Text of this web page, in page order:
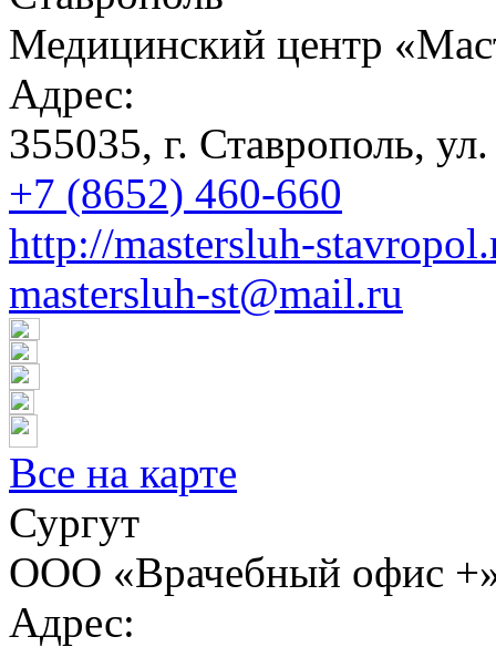
Медицинский центр
Адрес:
355035, г. Ставрополь,
+7 (8652) 460-660
http://mastersluh-
mastersluh-st@mail.ru
Все на карте
Сургут
ООО «Врачебный офис
Адрес: